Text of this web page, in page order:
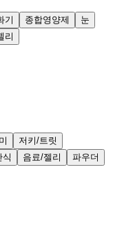
기 종합영양제
눈
리
저키/트릿
식 음료/젤리 파우더